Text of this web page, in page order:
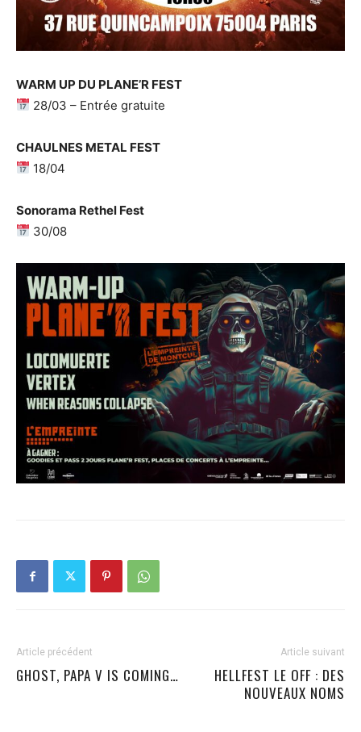
WARM UP DU PLANE’R FEST
28/03 – Entrée gratuite
CHAULNES METAL FEST
18/04
Sonorama Rethel Fest
30/08
Article précédent
GHOST, PAPA V IS COMING…
Article suivant
HELLFEST LE OFF : DES
NOUVEAUX NOMS